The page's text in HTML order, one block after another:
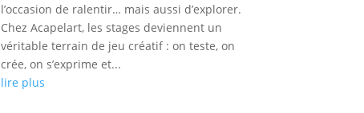
l’occasion de ralentir… mais aussi d’explorer.
Chez Acapelart, les stages deviennent un
véritable terrain de jeu créatif : on teste, on
crée, on s’exprime et...
lire plus